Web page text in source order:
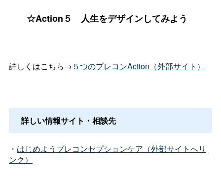
☆Action５ 人生をデザインしてみよう
詳しくはこちら→ ５つのプレコンAction（外部サイト）
詳しい情報サイト・相談先
・ はじめようプレコンセプションケア（外部サイトへリ
ンク）